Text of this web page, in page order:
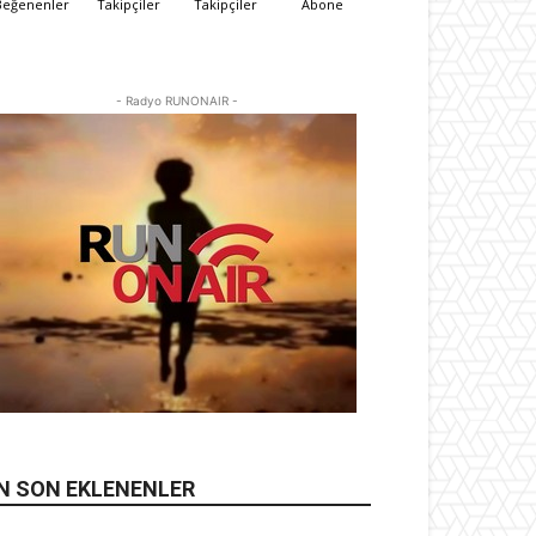
Takipçiler Takipçiler Abone
- Radyo RUNONAIR -
SON EKLENENLER